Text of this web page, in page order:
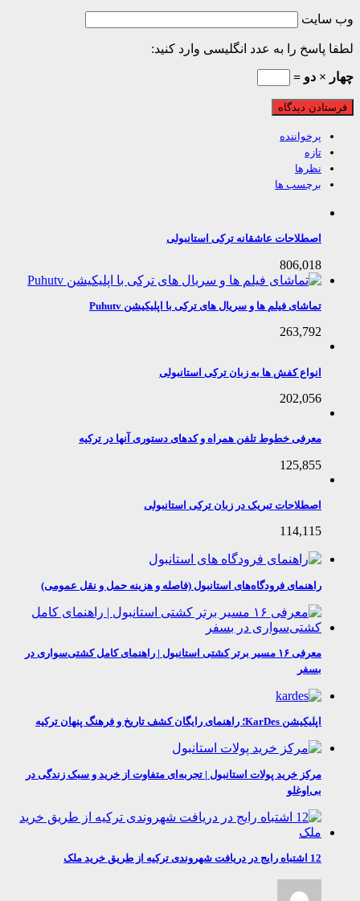
پاسخ را به عدد انگلیسی وارد کنید:
× دو =
پرخواننده
تازه
نظرها
برچسب ها
اصطلاحات عاشقانه ترکی استانبولی
806,018
تماشای فیلم ها و سریال های ترکی با اپلیکیشن Puhutv
263,792
انواع کفش ها به زبان ترکی استانبولی
202,056
معرفی خطوط تلفن همراه و کدهای دستوری آنها در ترکیه
125,855
اصطلاحات تبریک در زبان ترکی استانبولی
114,115
راهنمای فرودگاه‌های استانبول (فاصله و هزینه حمل و نقل عمومی)
معرفی ۱۶ مسیر برتر کشتی استانبول | راهنمای کامل کشتی‌سواری در
اپلیکیشن KarDes؛ راهنمای رایگان کشف تاریخ و فرهنگ پنهان ترکیه
مرکز خرید پولات استانبول | تجربه‌ای متفاوت از خرید و سبک زندگی در
بی‌اوغلو